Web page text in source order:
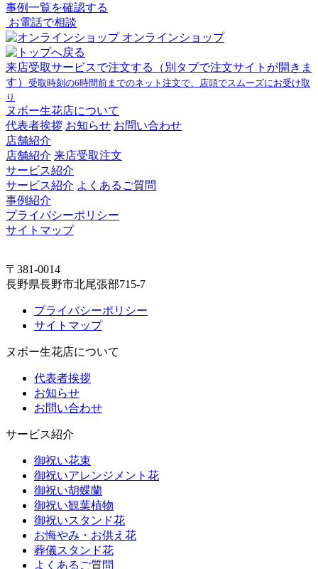
事例一覧を確認する
お電話で相談
オンラインショップ
来店受取サービスで注文する
（別タブで注文サイトが開きま
す） 受取時刻の6時間前までのネット注文で、店頭でスムーズにお受け取
り
ヌボー生花店について
代表者挨拶 お知らせ お問い合わせ
店舗紹介
店舗紹介 来店受取注文
サービス紹介
サービス紹介 よくあるご質問
事例紹介
プライバシーポリシー
サイトマップ
〒381-0014
長野県長野市北尾張部715-7
プライバシーポリシー
サイトマップ
ヌボー生花店について
代表者挨拶
お知らせ
お問い合わせ
サービス紹介
御祝い花束
御祝いアレンジメント花
御祝い胡蝶蘭
御祝い観葉植物
御祝いスタンド花
お悔やみ・お供え花
葬儀スタンド花
よくあるご質問